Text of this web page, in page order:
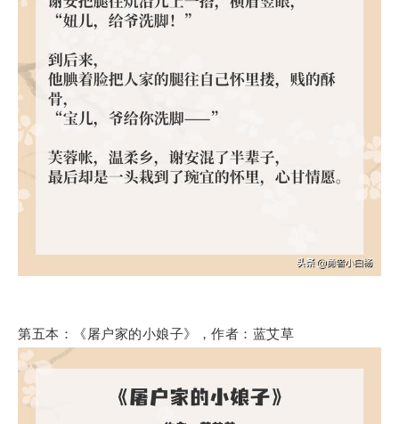
第五本：《屠户家的小娘子》，作者：蓝艾草